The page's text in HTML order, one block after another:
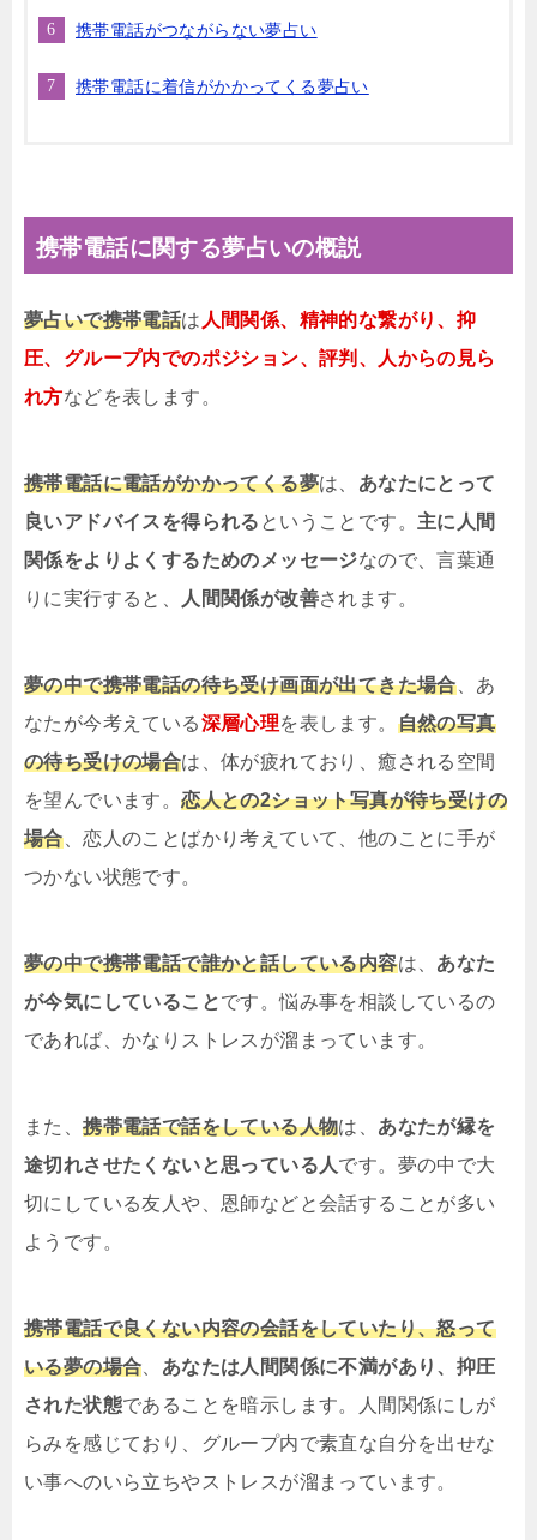
携帯電話がつながらない夢占い
携帯電話に着信がかかってくる夢占い
携帯電話に関する夢占いの概説
夢占いで携帯電話は 人間関係、精神的な繋がり、抑
圧、グループ内でのポジション、評判、人からの見ら
れ方などを表します。
携帯電話に電話がかかってくる夢は、 あなたにとって
良いアドバイスを得られる ということです。 主に人間
関係をよりよくするためのメッセージなので、言葉通
りに実行すると、
人間関係が改善されます。
夢の中で携帯電話の待ち受け画面が出てきた場合、あ
なたが今考えている深層心理を表します。 自然の写真
の待ち受けの場合は、体が疲れており、癒される空間
を望んでいます。恋人との2ショット写真が待ち受けの
場合、恋人のことばかり考えていて、他のことに手が
つかない状態です。
夢の中で携帯電話で誰かと話している内容は、 あなた
が今気にしていることです。悩み事を相談しているの
であれば、かなりストレスが溜まっています。
また、携帯電話で話をしている人物は、 あなたが縁を
途切れさせたくないと思っている人です。夢の中で大
切にしている友人や、恩師などと会話することが多い
ようです。
携帯電話で良くない内容の会話をしていたり、怒って
いる夢の場合
あなたは人間関係に不満があり、抑圧
された状態であることを暗示します。人間関係にしが
らみを感じており、グループ内で素直な自分を出せな
い事へのいら立ちやストレスが溜まっています。